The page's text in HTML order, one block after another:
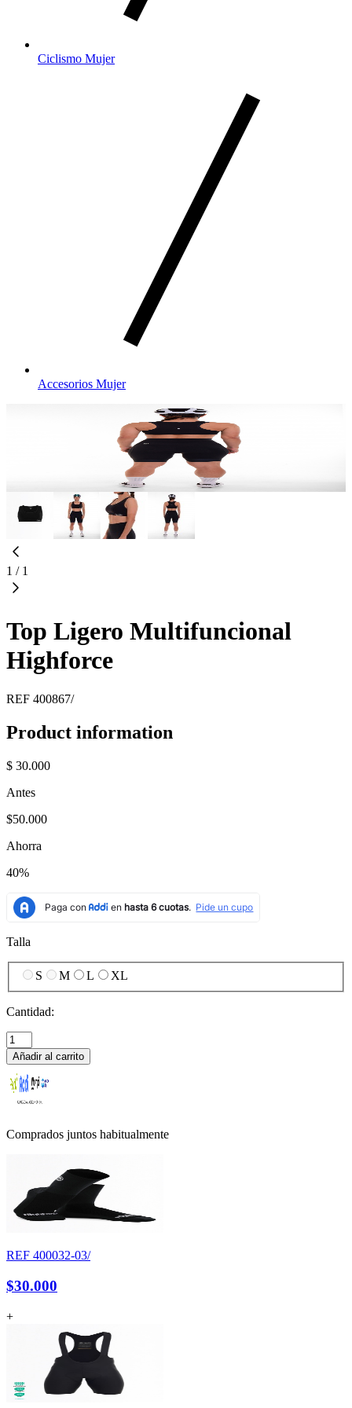
Ciclismo Mujer
Accesorios Mujer
1 / 1
Top Ligero Multifuncional
Highforce
REF 400867/
Product information
$ 30.000
Antes
$50.000
Ahorra
40%
Talla
S M L XL
Cantidad:
Añadir al carrito
Comprados juntos habitualmente
REF 400032-03/
$30.000
+